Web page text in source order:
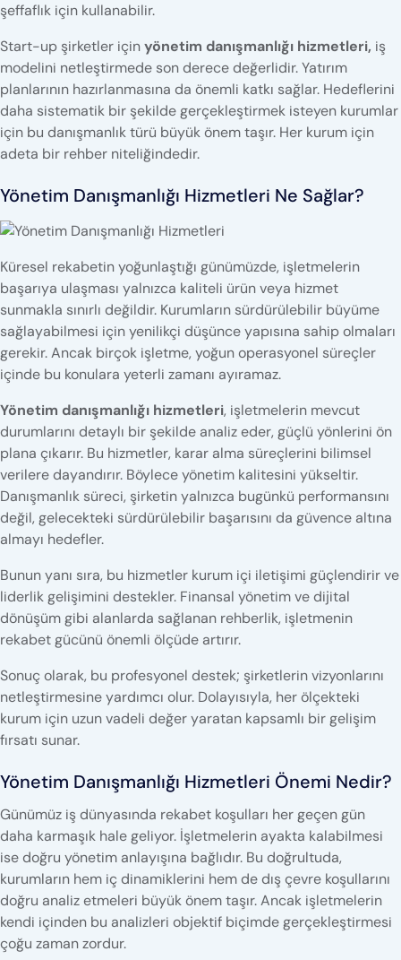
şeffaflık için kullanabilir.
Start-up şirketler içinyönetim danışmanlığı hizmetleri, iş
modelini netleştirmede son derece değerlidir. Yatırım
planlarının hazırlanmasına da önemli katkı sağlar. Hedeflerini
daha sistematik bir şekilde gerçekleştirmek isteyen kurumlar
için bu danışmanlık türü büyük önem taşır. Her kurum için
adeta bir rehber niteliğindedir.
Yönetim Danışmanlığı Hizmetleri Ne Sağlar?
Küresel rekabetin yoğunlaştığı günümüzde, işletmelerin
başarıya ulaşması yalnızca kaliteli ürün veya hizmet
sunmakla sınırlı değildir. Kurumların sürdürülebilir büyüme
sağlayabilmesi için yenilikçi düşünce yapısına sahip olmaları
gerekir. Ancak birçok işletme, yoğun operasyonel süreçler
içinde bu konulara yeterli zamanı ayıramaz.
Yönetim danışmanlığı hizmetleri, işletmelerin mevcut
durumlarını detaylı bir şekilde analiz eder, güçlü yönlerini ön
plana çıkarır. Bu hizmetler, karar alma süreçlerini bilimsel
verilere dayandırır. Böylece yönetim kalitesini yükseltir.
Danışmanlık süreci, şirketin yalnızca bugünkü performansını
değil, gelecekteki sürdürülebilir başarısını da güvence altına
almayı hedefler.
Bunun yanı sıra, bu hizmetler kurum içi iletişimi güçlendirir ve
liderlik gelişimini destekler. Finansal yönetim ve dijital
dönüşüm gibi alanlarda sağlanan rehberlik, işletmenin
rekabet gücünü önemli ölçüde artırır.
Sonuç olarak, bu profesyonel destek; şirketlerin vizyonlarını
netleştirmesine yardımcı olur. Dolayısıyla, her ölçekteki
kurum için uzun vadeli değer yaratan kapsamlı bir gelişim
fırsatı sunar.
Yönetim Danışmanlığı Hizmetleri Önemi Nedir?
Günümüz iş dünyasında rekabet koşulları her geçen gün
daha karmaşık hale geliyor. İşletmelerin ayakta kalabilmesi
ise doğru yönetim anlayışına bağlıdır. Bu doğrultuda,
kurumların hem iç dinamiklerini hem de dış çevre koşullarını
doğru analiz etmeleri büyük önem taşır. Ancak işletmelerin
kendi içinden bu analizleri objektif biçimde gerçekleştirmesi
çoğu zaman zordur.